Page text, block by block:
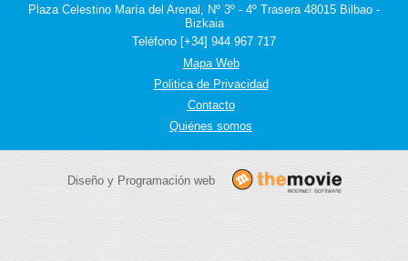
Plaza Celestino María del Arenal, Nº 3º - 4º Trasera 48015 Bilbao -
Bizkaia
Teléfono [+34] 944 967 717
Mapa Web
Politica de Privacidad
Contacto
Quiénes somos
Diseño y Programación web